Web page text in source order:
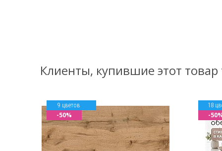
Клиенты, купившие этот
9 цветов
-50%
18
-